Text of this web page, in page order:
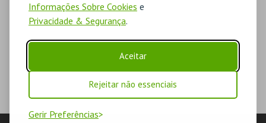
Informações Sobre Cookies e
Privacidade & Segurança.
Aceitar
Rejeitar não essenciais
Gerir Preferências